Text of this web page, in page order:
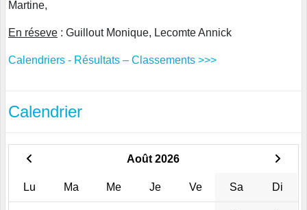
Martine,
En réseve : Guillout Monique, Lecomte Annick
Calendriers - Résultats – Classements >>>
Calendrier
Août 2026
Lu Ma Me Je Ve Sa Di